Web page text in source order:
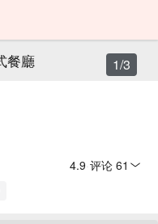
餐廳
4.9 评论 61
1/3